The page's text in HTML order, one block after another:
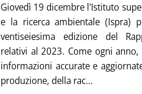
Giovedì 19 dicembre l'Istituto
e la ricerca ambientale (Ispra)
ventiseiesima edizione del
relativi al 2023. Come ogni
informazioni accurate e
produzione, della rac...